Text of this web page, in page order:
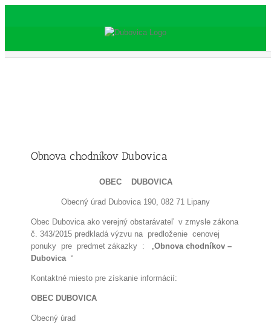
Obnova chodníkov Dubovica
OBEC DUBOVICA
Obecný úrad Dubovica 190, 082 71 Lipany
Obec Dubovica ako verejný obstarávateľ v zmysle zákona
č. 343/2015 predkladá výzvu na predloženie cenovej
ponuky pre predmet zákazky : „Obnova chodníkov –
Dubovica“
Kontaktné miesto pre získanie informácií:
OBEC DUBOVICA
Obecný úrad